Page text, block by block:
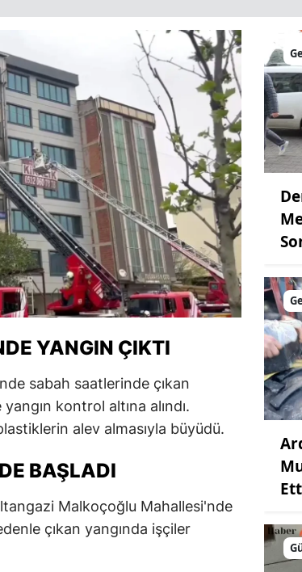
YANGIN ÇIKTI
sabah saatlerinde çıkan
kontrol altına alındı.
alev almasıyla büyüdü.
BAŞLADI
Malkoçoğlu Mahallesi'nde
çıkan yangında işçiler